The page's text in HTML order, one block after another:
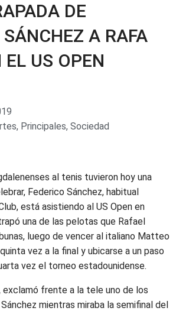
DE
SÁNCHEZ A RAFA
US OPEN
, Principales, Sociedad
al tenis tuvieron hoy una
Federico Sánchez, habitual
está asistiendo al US Open en
una de las pelotas que Rafael
luego de vencer al italiano Matteo
vez a la final y ubicarse a un paso
vez el torneo estadounidense.
exclamó frente a la tele uno de los
mientras miraba la semifinal del